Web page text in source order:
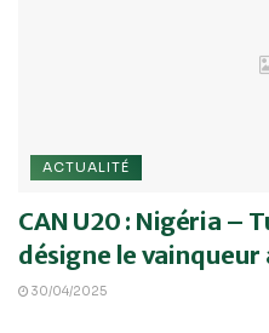
ACTUALITÉ
CAN U20 : Nigéria –
désigne le vainqueur
30/04/2025